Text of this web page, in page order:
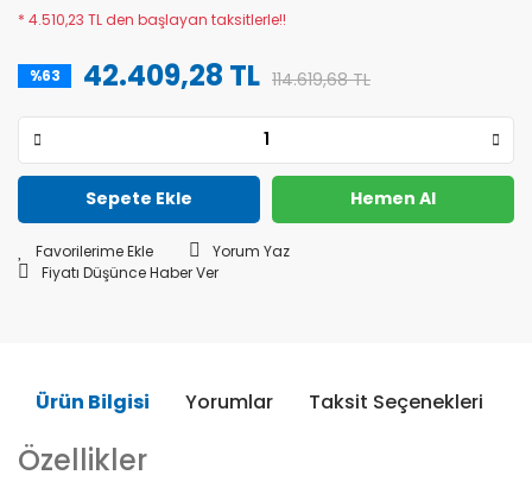
* 4.510,23 TL den başlayan taksitlerle!!
%63 42.409,28 TL 114.619,68 TL
Sepete Ekle Hemen Al
Yorum Yaz
Fiyatı Düşünce Haber Ver
Ürün Bilgisi Yorumlar Taksit Seçenekleri
Özellikler